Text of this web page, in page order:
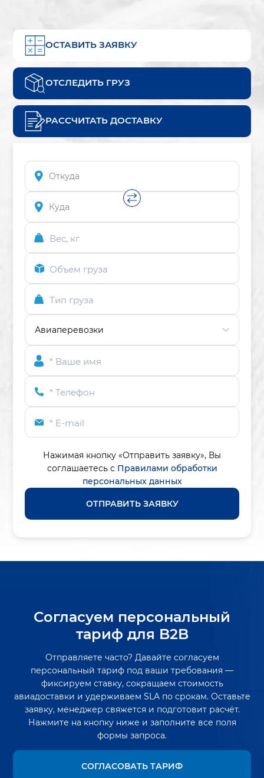
ОСТАВИТЬ ЗАЯВКУ
ОТСЛЕДИТЬ ГРУЗ
РАССЧИТАТЬ ДОСТАВКУ
Вес, кг
Объем груза
Тип груза
* Ваше имя
* Телефон
* E-mail
Нажимая кнопку «Отправить заявку», Вы
соглашаетесь с Правилами обработки
персональных данных
ОТПРАВИТЬ ЗАЯВКУ
Согласуем персональный
тариф для B2B
Отправляете часто? Давайте согласуем
персональный тариф под ваши требования —
фиксируем ставку, сокращаем стоимость
авиадоставки и удерживаем SLA по срокам. Оставьте
заявку, менеджер свяжется и подготовит расчёт.
Нажмите на кнопку ниже и заполните все поля
формы запроса.
СОГЛАСОВАТЬ ТАРИФ